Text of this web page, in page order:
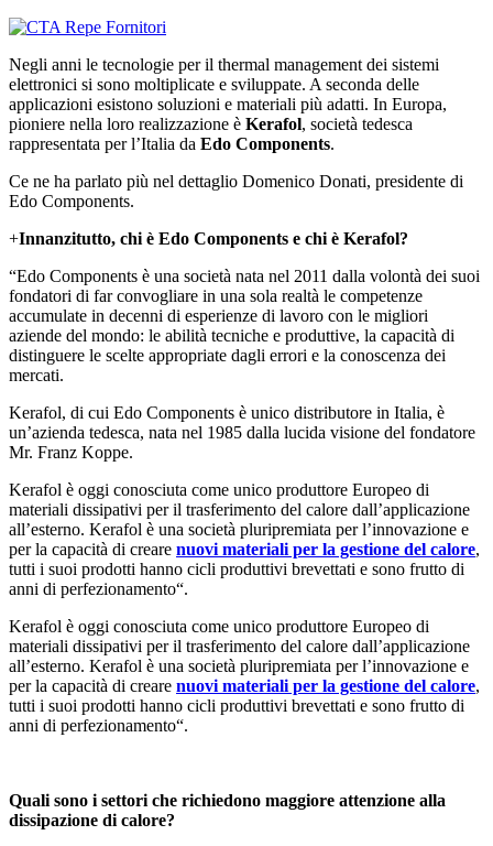
Negli anni le tecnologie per il thermal management dei sistemi
elettronici si sono moltiplicate e sviluppate. A seconda delle
applicazioni esistono soluzioni e materiali più adatti. In Europa,
pioniere nella loro realizzazione è Kerafol, società tedesca
rappresentata per l’Italia da Edo Components.
Ce ne ha parlato più nel dettaglio Domenico Donati, presidente di
Edo Components.
+Innanzitutto, chi è Edo Components e chi è Kerafol?
“Edo Components è una società nata nel 2011 dalla volontà dei suoi
fondatori di far convogliare in una sola realtà le competenze
accumulate in decenni di esperienze di lavoro con le migliori
aziende del mondo: le abilità tecniche e produttive, la capacità di
distinguere le scelte appropriate dagli errori e la conoscenza dei
mercati.
Kerafol, di cui Edo Components è unico distributore in Italia, è
un’azienda tedesca, nata nel 1985 dalla lucida visione del fondatore
Mr. Franz Koppe.
Kerafol è oggi conosciuta come unico produttore Europeo di
materiali dissipativi per il trasferimento del calore dall’applicazione
all’esterno. Kerafol è una società pluripremiata per l’innovazione e
per la capacità di creare nuovi materiali per la gestione del calore,
tutti i suoi prodotti hanno cicli produttivi brevettati e sono frutto di
anni di perfezionamento“.
Kerafol è oggi conosciuta come unico produttore Europeo di
materiali dissipativi per il trasferimento del calore dall’applicazione
all’esterno. Kerafol è una società pluripremiata per l’innovazione e
per la capacità di creare nuovi materiali per la gestione del calore,
tutti i suoi prodotti hanno cicli produttivi brevettati e sono frutto di
anni di perfezionamento“.
Quali sono i settori che richiedono maggiore attenzione alla
dissipazione di calore?